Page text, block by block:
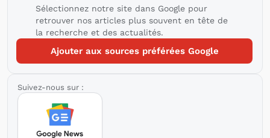
Sélectionnez notre site dans Google pour
retrouver nos articles plus souvent en tête de
la recherche et des actualités.
Ajouter aux sources préférées Google
Suivez-nous sur :